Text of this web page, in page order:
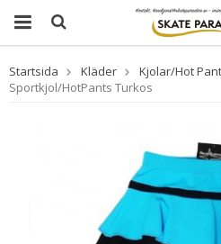
Startsida Kläder
Kjolar/Hot
Sportkjol/HotPants Turkos